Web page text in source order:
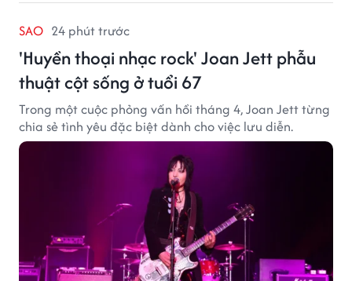
SAO 24 phút trước
'Huyền thoại nhạc rock' Joan Jett phẫu
thuật cột sống ở tuổi 67
Trong một cuộc phỏng vấn hồi tháng 4, Joan Jett từng
chia sẻ tình yêu đặc biệt dành cho việc lưu diễn.